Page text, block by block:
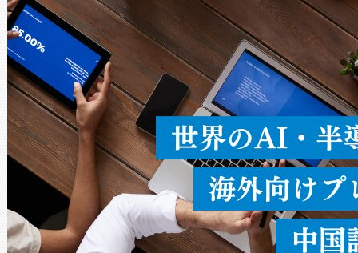
ードを切り替えて使用するこ
ることなく、単一のデバイス
うにします。遠距離まで届く
密度なスキャ […]